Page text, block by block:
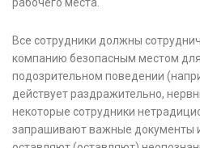
Все сотрудники должны
компанию безопасным местом
подозрительном поведении
действует раздражительно,
некоторые сотрудники
запрашивают важные документы